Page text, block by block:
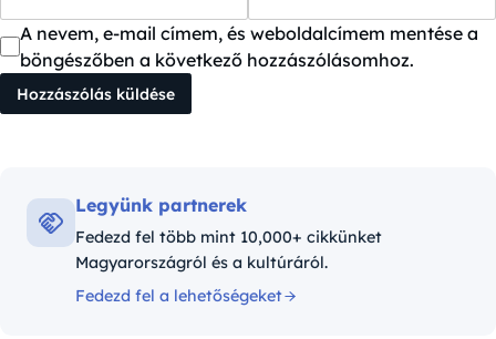
A nevem, e-mail címem, és weboldalcímem mentése a
böngészőben a következő hozzászólásomhoz.
Legyünk partnerek
Fedezd fel több mint 10,000+ cikkünket
Magyarországról és a kultúráról.
Fedezd fel a lehetőségeket